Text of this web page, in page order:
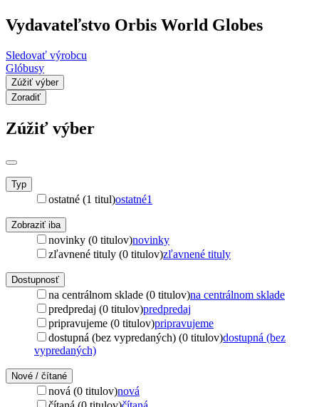
Vydavateľstvo Orbis World Globes
Sledovať výrobcu
Glóbusy
Zúžiť výber
Zoradiť
Zúžiť výber
Typ
ostatné (1 titul)ostatné1
Zobraziť iba
novinky (0 titulov)novinky
zľavnené tituly (0 titulov)zľavnené tituly
Dostupnosť
na centrálnom sklade (0 titulov)na centrálnom sklade
predpredaj (0 titulov)predpredaj
pripravujeme (0 titulov)pripravujeme
dostupná (bez vypredaných) (0 titulov)dostupná (bez
vypredaných)
Nové / čítané
nová (0 titulov)nová